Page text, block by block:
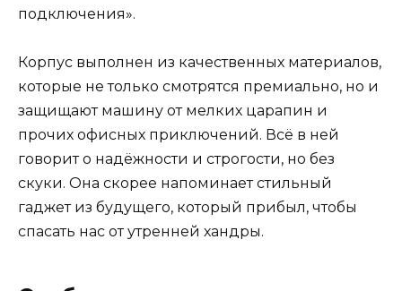
подключения».
Корпус выполнен из качественных материалов,
которые не только смотрятся премиально, но и
защищают машину от мелких царапин и
прочих офисных приключений. Всё в ней
говорит о надёжности и строгости, но без
скуки. Она скорее напоминает стильный
гаджет из будущего, который прибыл, чтобы
спасать нас от утренней хандры.